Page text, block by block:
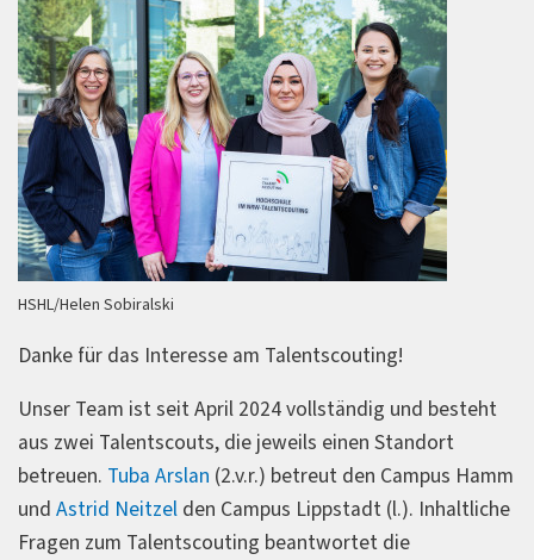
HSHL/Helen Sobiralski
Danke für das Interesse am Talentscouting!
Unser Team ist seit April 2024 vollständig und besteht
aus zwei Talentscouts, die jeweils einen Standort
betreuen. Tuba Arslan (2.v.r.) betreut den Campus Hamm
und Astrid Neitzel den Campus Lippstadt (l.). Inhaltliche
Fragen zum Talentscouting beantwortet die